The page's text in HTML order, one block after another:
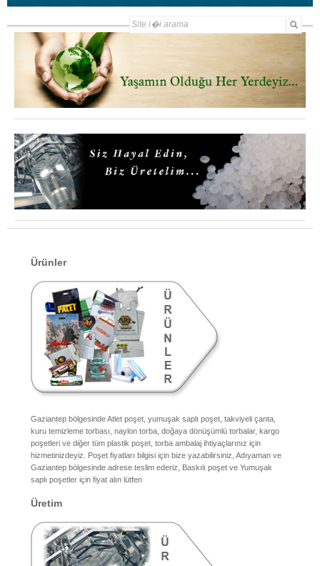
Ürünler
Gaziantep bölgesinde Atlet poşet, yumuşak saplı poşet, takviyeli çanta,
kuru temizleme torbası, naylon torba, doğaya dönüşümlü torbalar, kargo
poşetleri ve diğer tüm plastik poşet, torba ambalaj ihtiyaçlarınız için
hizmetinizdeyiz. Poşet fiyatları bilgisi için bize yazabilirsiniz, Adıyaman ve
Gaziantep bölgesinde adrese teslim ederiz, Baskılı poşet ve Yumuşak
saplı poşetler için fiyat alın lütfen
Üretim